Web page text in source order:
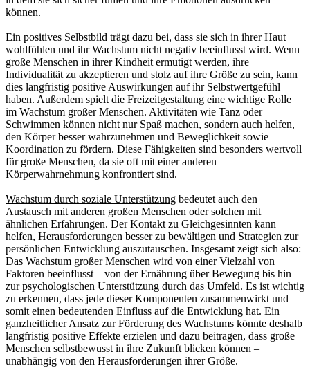
können.
Ein positives Selbstbild trägt dazu bei, dass sie sich in ihrer Haut
wohlfühlen und ihr Wachstum nicht negativ beeinflusst wird. Wenn
große Menschen in ihrer Kindheit ermutigt werden, ihre
Individualität zu akzeptieren und stolz auf ihre Größe zu sein, kann
dies langfristig positive Auswirkungen auf ihr Selbstwertgefühl
haben. Außerdem spielt die Freizeitgestaltung eine wichtige Rolle
im Wachstum großer Menschen. Aktivitäten wie Tanz oder
Schwimmen können nicht nur Spaß machen, sondern auch helfen,
den Körper besser wahrzunehmen und Beweglichkeit sowie
Koordination zu fördern. Diese Fähigkeiten sind besonders wertvoll
für große Menschen, da sie oft mit einer anderen
Körperwahrnehmung konfrontiert sind.
Wachstum durch soziale Unterstützung bedeutet auch den
Austausch mit anderen großen Menschen oder solchen mit
ähnlichen Erfahrungen. Der Kontakt zu Gleichgesinnten kann
helfen, Herausforderungen besser zu bewältigen und Strategien zur
persönlichen Entwicklung auszutauschen. Insgesamt zeigt sich also:
Das Wachstum großer Menschen wird von einer Vielzahl von
Faktoren beeinflusst – von der Ernährung über Bewegung bis hin
zur psychologischen Unterstützung durch das Umfeld. Es ist wichtig
zu erkennen, dass jede dieser Komponenten zusammenwirkt und
somit einen bedeutenden Einfluss auf die Entwicklung hat. Ein
ganzheitlicher Ansatz zur Förderung des Wachstums könnte deshalb
langfristig positive Effekte erzielen und dazu beitragen, dass große
Menschen selbstbewusst in ihre Zukunft blicken können –
unabhängig von den Herausforderungen ihrer Größe.